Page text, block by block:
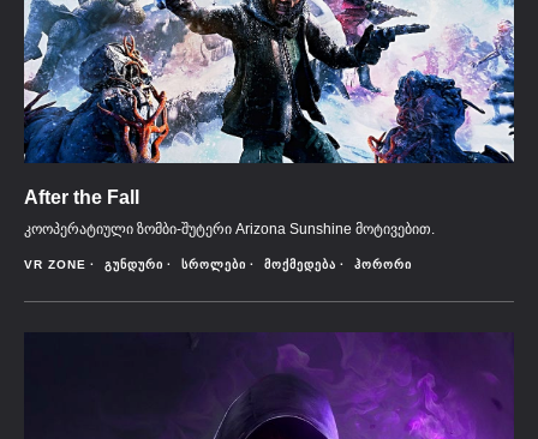
After the Fall
კოოპერატიული ზომბი-შუტერი Arizona Sunshine მოტივებით.
VR ZONE ᲒᲣᲜᲓᲣᲠᲘ ᲡᲠᲝᲚᲔᲑᲘ ᲛᲝᲥᲛᲔᲓᲔᲑᲐ ᲰᲝᲠᲝᲠᲘ